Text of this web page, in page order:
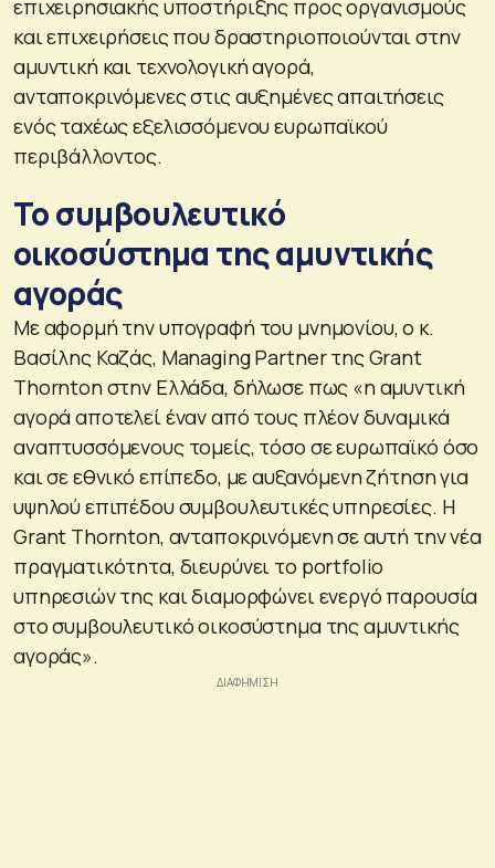
επιχειρησιακής υποστήριξης προς οργανισμούς
και επιχειρήσεις που δραστηριοποιούνται στην
αμυντική και τεχνολογική αγορά,
ανταποκρινόμενες στις αυξημένες απαιτήσεις
ενός ταχέως εξελισσόμενου ευρωπαϊκού
περιβάλλοντος.
Το συμβουλευτικό
οικοσύστημα της αμυντικής
αγοράς
Με αφορμή την υπογραφή του μνημονίου, ο κ.
Βασίλης Καζάς, Managing Partner της Grant
Thornton στην Ελλάδα, δήλωσε πως «η αμυντική
αγορά αποτελεί έναν από τους πλέον δυναμικά
αναπτυσσόμενους τομείς, τόσο σε ευρωπαϊκό όσο
και σε εθνικό επίπεδο, με αυξανόμενη ζήτηση για
υψηλού επιπέδου συμβουλευτικές υπηρεσίες. Η
Grant Thornton, ανταποκρινόμενη σε αυτή την νέα
πραγματικότητα, διευρύνει το portfolio
υπηρεσιών της και διαμορφώνει ενεργό παρουσία
στο συμβουλευτικό οικοσύστημα της αμυντικής
αγοράς».